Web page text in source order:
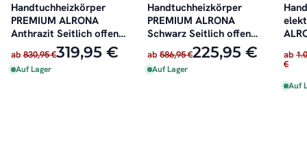
Handtuchheizkörper
PREMIUM ALRONA
Anthrazit Seitlich offen
rechts oder links
ab 830,95 €319,95 €
Auf Lager
Handtuchheizkörper
PREMIUM ALRONA
Schwarz Seitlich offen
rechts oder links
ab 586,95 €225,95 €
Auf Lager
ab
€
Auf